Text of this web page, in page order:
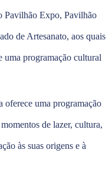
Pavilhão Expo, Pavilhão
de Artesanato, aos quais
uma programação cultural
uma programação
de lazer, cultura,
às suas origens e à